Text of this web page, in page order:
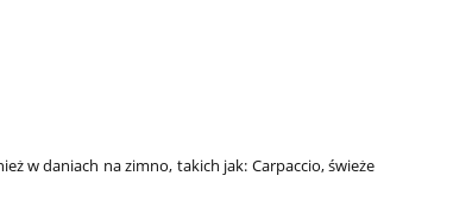
w daniach na zimno, takich jak: Carpaccio, świeże